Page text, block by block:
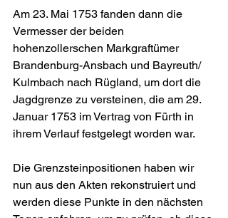
Am 23. Mai 1753 fanden dann die
Vermesser der beiden
hohenzollerschen Markgraftümer
Brandenburg-Ansbach und Bayreuth/
Kulmbach nach Rügland, um dort die
Jagdgrenze zu versteinen, die am 29.
Januar 1753 im Vertrag von Fürth in
ihrem Verlauf festgelegt worden war.
Die Grenzsteinpositionen haben wir
nun aus den Akten rekonstruiert und
werden diese Punkte in den nächsten